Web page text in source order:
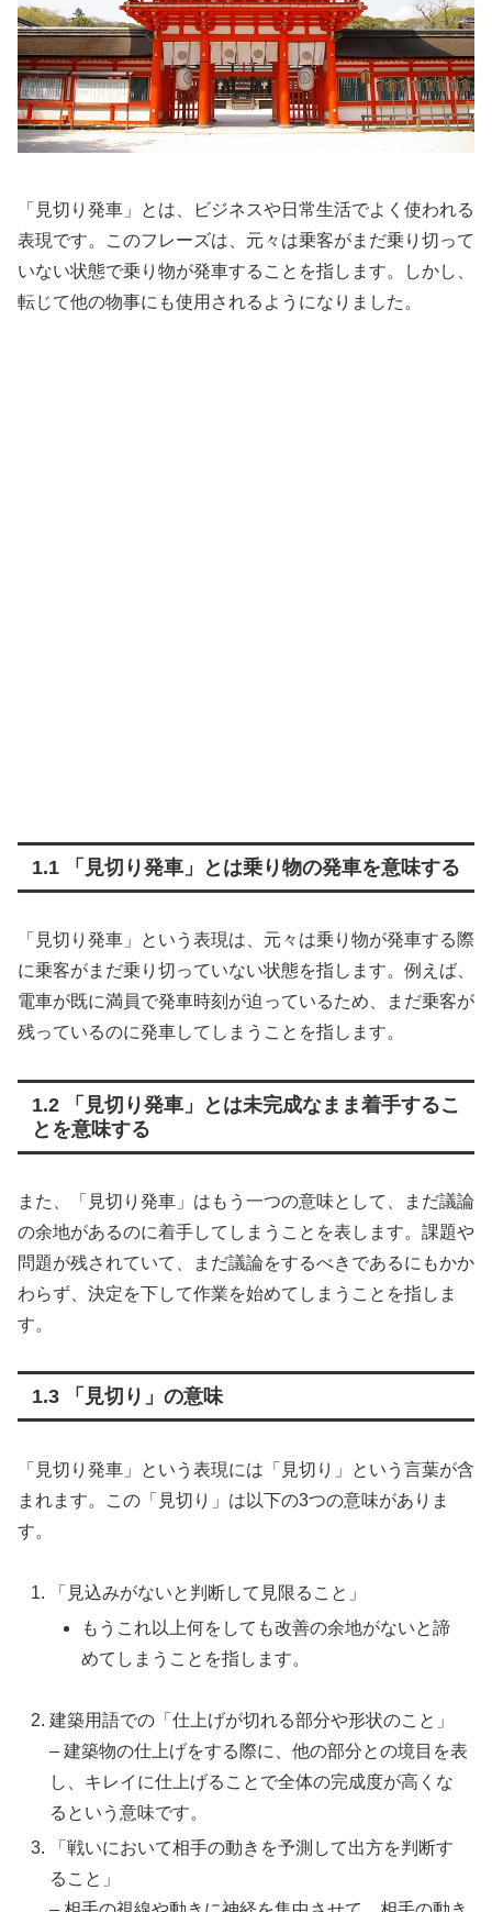
「見切り発車」とは、ビジネスや日常生活でよく使われる
表現です。このフレーズは、元々は乗客がまだ乗り切って
いない状態で乗り物が発車することを指します。しかし、
転じて他の物事にも使用されるようになりました。
1.1 「見切り発車」とは乗り物の発車を意味する
「見切り発車」という表現は、元々は乗り物が発車する際
に乗客がまだ乗り切っていない状態を指します。例えば、
電車が既に満員で発車時刻が迫っているため、まだ乗客が
残っているのに発車してしまうことを指します。
1.2 「見切り発車」とは未完成なまま着手するこ
とを意味する
また、「見切り発車」はもう一つの意味として、まだ議論
の余地があるのに着手してしまうことを表します。課題や
問題が残されていて、まだ議論をするべきであるにもかか
わらず、決定を下して作業を始めてしまうことを指しま
す。
1.3 「見切り」の意味
「見切り発車」という表現には「見切り」という言葉が含
まれます。この「見切り」は以下の3つの意味がありま
す。
「見込みがないと判断して見限ること」
もうこれ以上何をしても改善の余地がないと諦
めてしまうことを指します。
建築用語での「仕上げが切れる部分や形状のこと」
– 建築物の仕上げをする際に、他の部分との境目を表
し、キレイに仕上げることで全体の完成度が高くな
るという意味です。
「戦いにおいて相手の動きを予測して出方を判断す
ること」